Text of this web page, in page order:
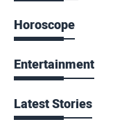
Horoscope
Entertainment
Latest Stories